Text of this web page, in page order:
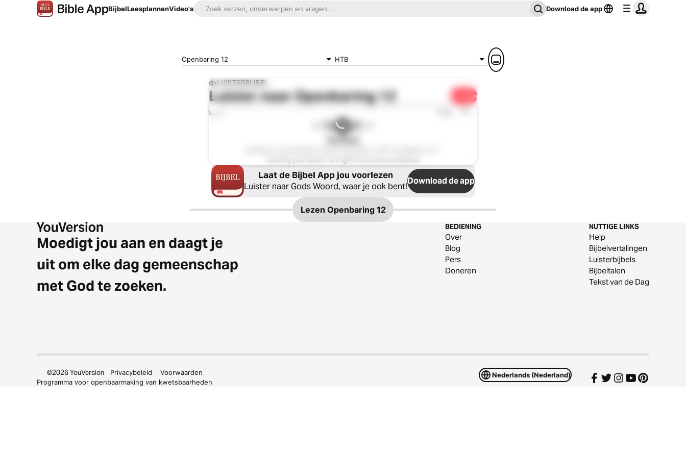
BijbelLeesplannenVideo's Download de app
Openbaring 12 HTB
LUISTERBIJBEL
Luister naarOpenbaring 12 Delen
0:00 1x
Het Boek
Used by permission. All rights reserved worldwide.
Laat de Bijbel App jou voorlezen
Luister naar Gods Woord, waar je ook bent!Download de app
Lezen Openbaring 12
Moedigt jou aan en daagt je
uit om elke dag gemeenschap
met God te zoeken.
BEDIENING
Over
Blog
Pers
Doneren
NUTTIGE LINKS
Help
Bijbelvertalingen
Luisterbijbels
Bijbeltalen
Tekst van de Dag
Nederlands (Nederland)
©2026 YouVersion Privacybeleid
Voorwaarden
Programma voor openbaarmaking van kwetsbaarheden